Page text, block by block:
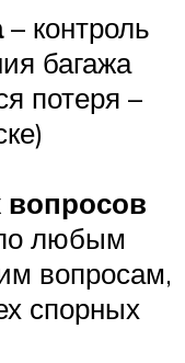
– контроль
багажа
потеря –
вопросов
любым
вопросам,
спорных